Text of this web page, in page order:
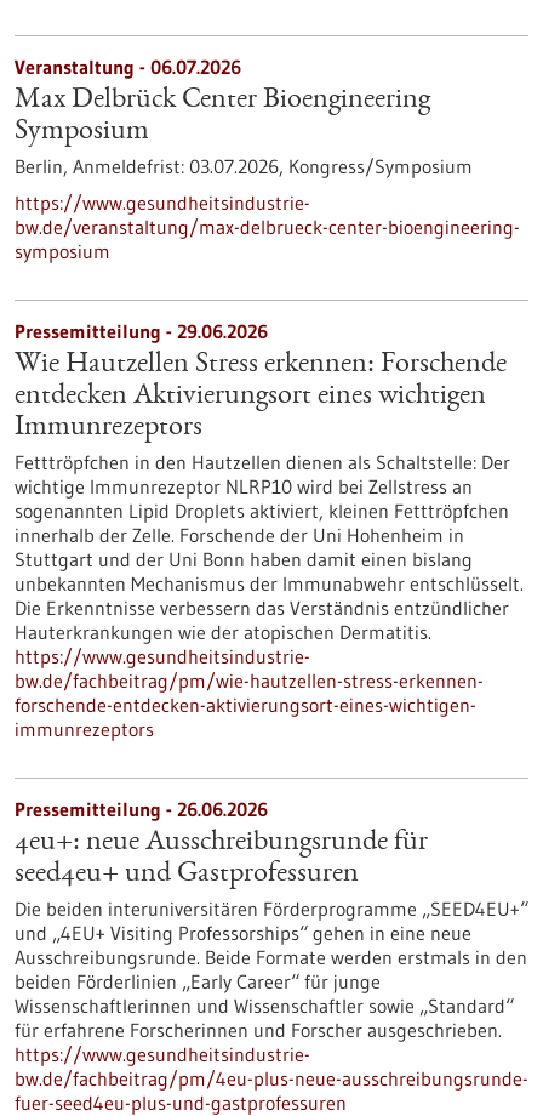
Veranstaltung - 06.07.2026
Max Delbrück Center Bioengineering
Symposium
Berlin, Anmeldefrist: 03.07.2026, Kongress/Symposium
https://www.gesundheitsindustrie-
bw.de/veranstaltung/max-delbrueck-center-bioengineering-
symposium
Pressemitteilung - 29.06.2026
Wie Hautzellen Stress erkennen: Forschende
entdecken Aktivierungsort eines wichtigen
Immunrezeptors
Fetttröpfchen in den Hautzellen dienen als Schaltstelle: Der
wichtige Immunrezeptor NLRP10 wird bei Zellstress an
sogenannten Lipid Droplets aktiviert, kleinen Fetttröpfchen
innerhalb der Zelle. Forschende der Uni Hohenheim in
Stuttgart und der Uni Bonn haben damit einen bislang
unbekannten Mechanismus der Immunabwehr entschlüsselt.
Die Erkenntnisse verbessern das Verständnis entzündlicher
Hauterkrankungen wie der atopischen Dermatitis.
https://www.gesundheitsindustrie-
bw.de/fachbeitrag/pm/wie-hautzellen-stress-erkennen-
forschende-entdecken-aktivierungsort-eines-wichtigen-
immunrezeptors
Pressemitteilung - 26.06.2026
4eu+: neue Ausschreibungsrunde für
seed4eu+ und Gastprofessuren
Die beiden interuniversitären Förderprogramme „SEED4EU+“
und „4EU+ Visiting Professorships“ gehen in eine neue
Ausschreibungsrunde. Beide Formate werden erstmals in den
beiden Förderlinien „Early Career“ für junge
Wissenschaftlerinnen und Wissenschaftler sowie „Standard“
für erfahrene Forscherinnen und Forscher ausgeschrieben.
https://www.gesundheitsindustrie-
bw.de/fachbeitrag/pm/4eu-plus-neue-ausschreibungsrunde-
fuer-seed4eu-plus-und-gastprofessuren